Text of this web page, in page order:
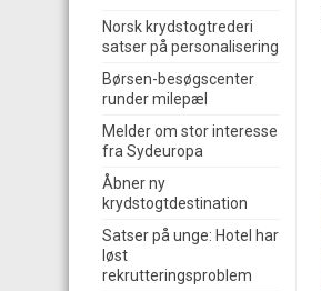
Norsk krydstogtrederi
satser på personalisering
Børsen-besøgscenter
runder milepæl
Melder om stor interesse
fra Sydeuropa
Åbner ny
krydstogtdestination
Satser på unge: Hotel har
løst
rekrutteringsproblem